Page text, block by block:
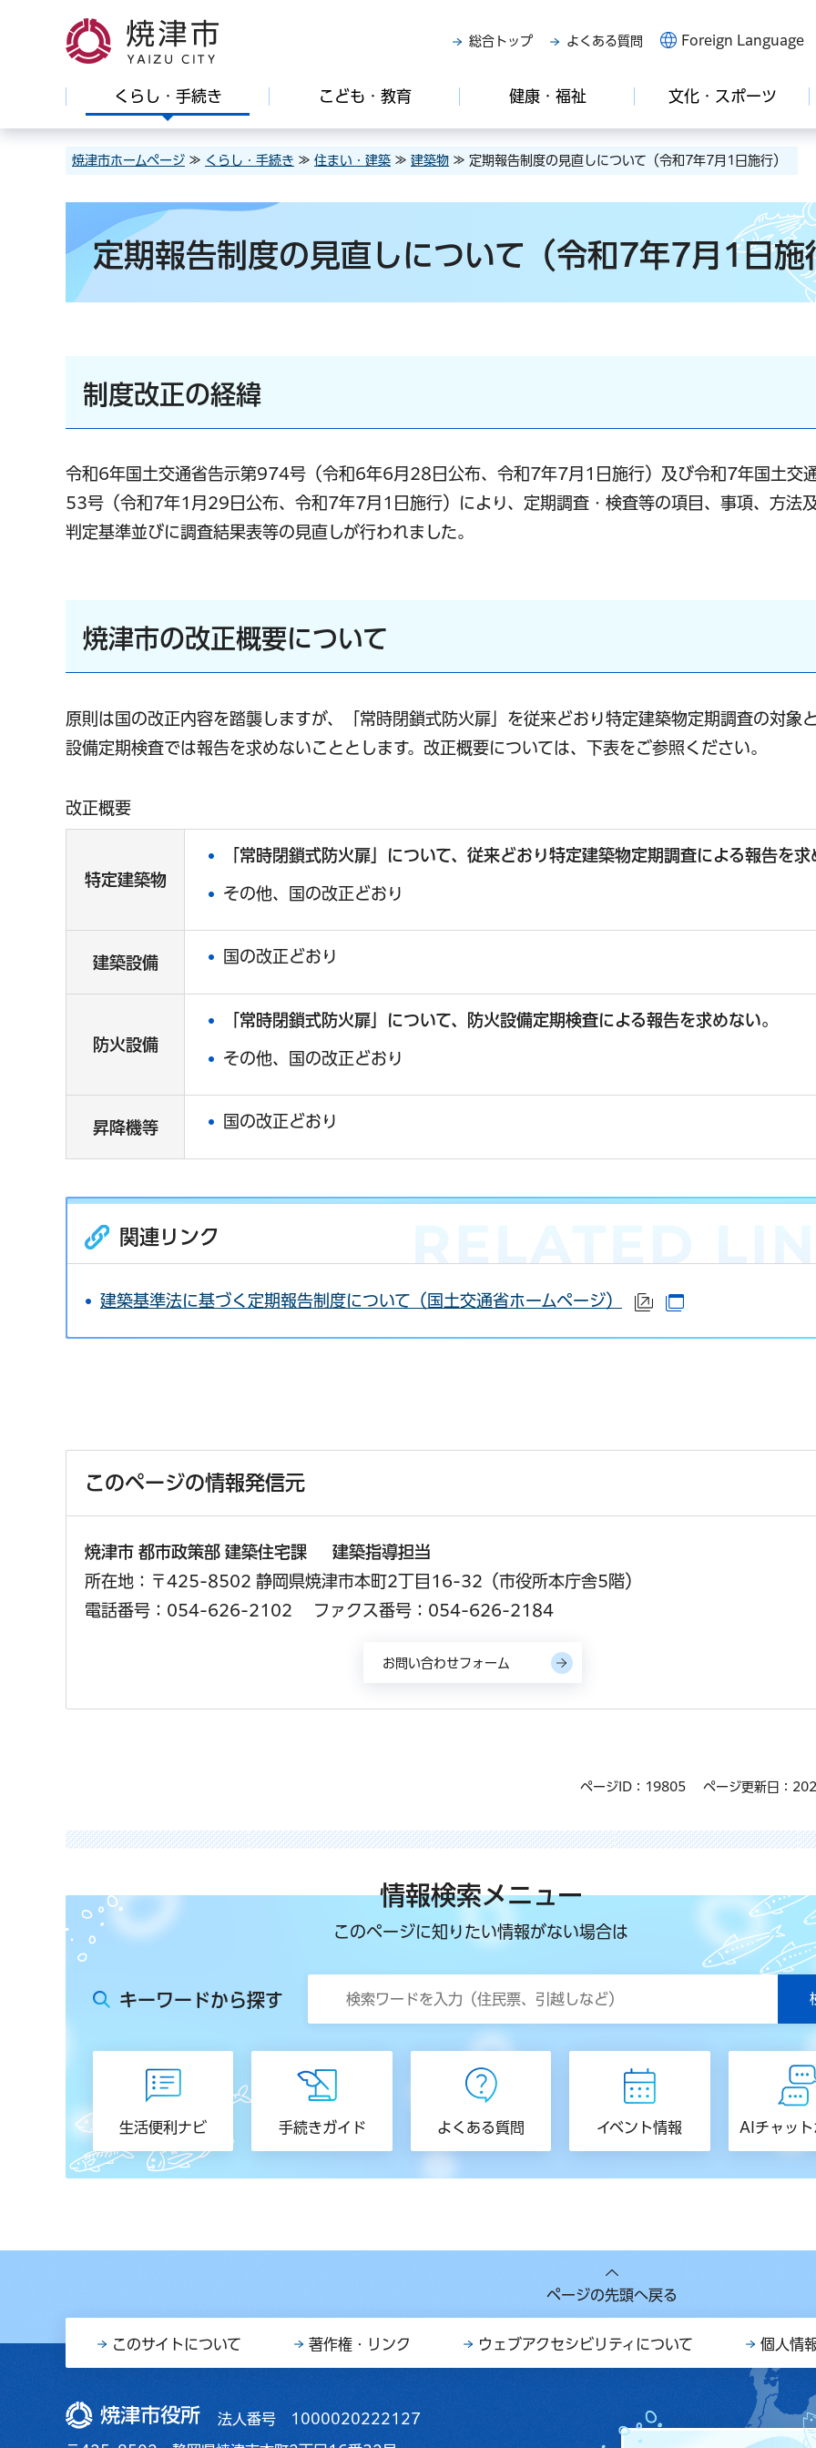
焼津市
総合トップ よくある質問 Foreign Language
くらし・手続き こども・教育 健康・福祉 文化・スポーツ
焼津市ホームページ ≫ くらし・手続き ≫ 住まい・建築 ≫ 建築物 ≫ 定期報告制度の見直しについて（令和7年7月1日施行）
定期報告制度の見直しについて（令和7年7月1日施
制度改正の経緯
令和6年国土交通省告示第974号（令和6年6月28日公布、令和7年7月1日施行）及び令和7年国土交
53号（令和7年1月29日公布、令和7年7月1日施行）により、定期調査・検査等の項目、事項、方法
判定基準並びに調査結果表等の見直しが行われました。
焼津市の改正概要について
原則は国の改正内容を踏襲しますが、「常時閉鎖式防火扉」を従来どおり特定建築物定期調査の対象
設備定期検査では報告を求めないこととします。改正概要については、下表をご参照ください。
改正概要
特定建築物
「常時閉鎖式防火扉」について、従来どおり特定建築物定期調査による報告を求
その他、国の改正どおり
建築設備 国の改正どおり
防火設備
「常時閉鎖式防火扉」について、防火設備定期検査による報告を求めない。
その他、国の改正どおり
昇降機等 国の改正どおり
関連リンク
建築基準法に基づく定期報告制度について（国土交通省ホームページ） （外部サイトへリン
このページの情報発信元
焼津市 都市政策部 建築住宅課 建築指導担当
所在地：〒425-8502 静岡県焼津市本町2丁目16-32（市役所本庁舎5階）
電話番号：054-626-2102
ファクス番号：054-626-2184
ページID：19805 ページ更新日：
情報検索メニュー
このページに知りたい情報がない場合は
キーワードから探す
生活便利ナビ 手続きガイド よくある質問 イベント情報 AIチャッ
ページの先頭へ戻る
このサイトについて 著作権・リンク ウェブアクセシビリティについて 個人情
焼津市役所 法人番号 1000020222127